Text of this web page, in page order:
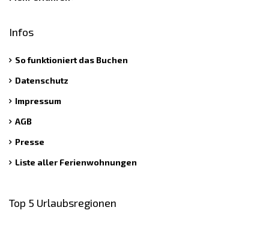
Infos
So funktioniert das Buchen
Datenschutz
Impressum
AGB
Presse
Liste aller Ferienwohnungen
Top 5 Urlaubsregionen